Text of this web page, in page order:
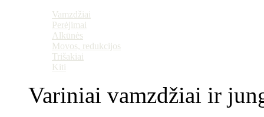
Vamzdžiai
Perėjimai
Alkūnės
Movos, redukcijos
Trišakiai
Kiti
Variniai vamzdžiai ir